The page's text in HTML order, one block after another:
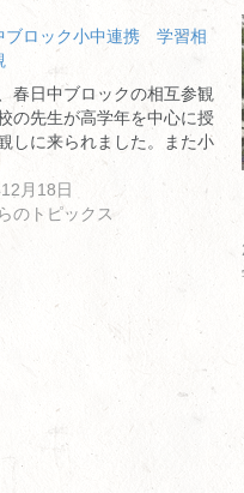
ブロック小中連携 学習相
春日中ブロックの相互参観
の先生が高学年を中心に授
しに来られました。また小
月18日
のトピックス